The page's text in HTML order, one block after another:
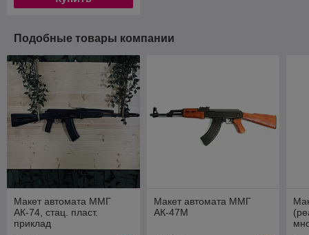
Подобные товары компании
Макет автомата ММГ
АК-74, стац. пласт.
приклад
Макет автомата ММГ
АК-47М